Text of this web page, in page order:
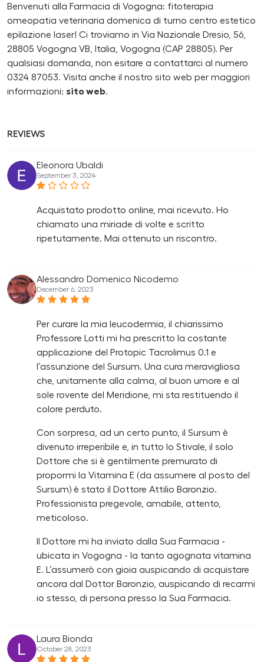
Benvenuti alla Farmacia di Vogogna: fitoterapia
omeopatia veterinaria domenica di turno centro estetico
epilazione laser! Ci troviamo in Via Nazionale Dresio, 56,
28805 Vogogna VB, Italia, Vogogna (CAP 28805). Per
qualsiasi domanda, non esitare a contattarci al numero
0324 87053. Visita anche il nostro sito web per maggiori
informazioni: sito web.
REVIEWS
Eleonora Ubaldi
September 3, 2024
Acquistato prodotto online, mai ricevuto. Ho
chiamato una miriade di volte e scritto
ripetutamente. Mai ottenuto un riscontro.
Alessandro Domenico Nicodemo
December 6, 2023
Per curare la mia leucodermia, il chiarissimo
Professore Lotti mi ha prescritto la costante
applicazione del Protopic Tacrolimus 0.1 e
l’assunzione del Sursum. Una cura meravigliosa
che, unitamente alla calma, al buon umore e al
sole rovente del Meridione, mi sta restituendo il
colore perduto.
Con sorpresa, ad un certo punto, il Sursum è
divenuto irreperibile e, in tutto lo Stivale, il solo
Dottore che si è gentilmente premurato di
propormi la Vitamina E (da assumere al posto del
Sursum) è stato il Dottore Attilio Baronzio.
Professionista pregevole, amabile, attento,
meticoloso.
Il Dottore mi ha inviato dalla Sua Farmacia -
ubicata in Vogogna - la tanto agognata vitamina
E. L’assumerò con gioia auspicando di acquistare
ancora dal Dottor Baronzio, auspicando di recarmi
io stesso, di persona presso la Sua Farmacia.
Laura Bionda
October 28, 2023